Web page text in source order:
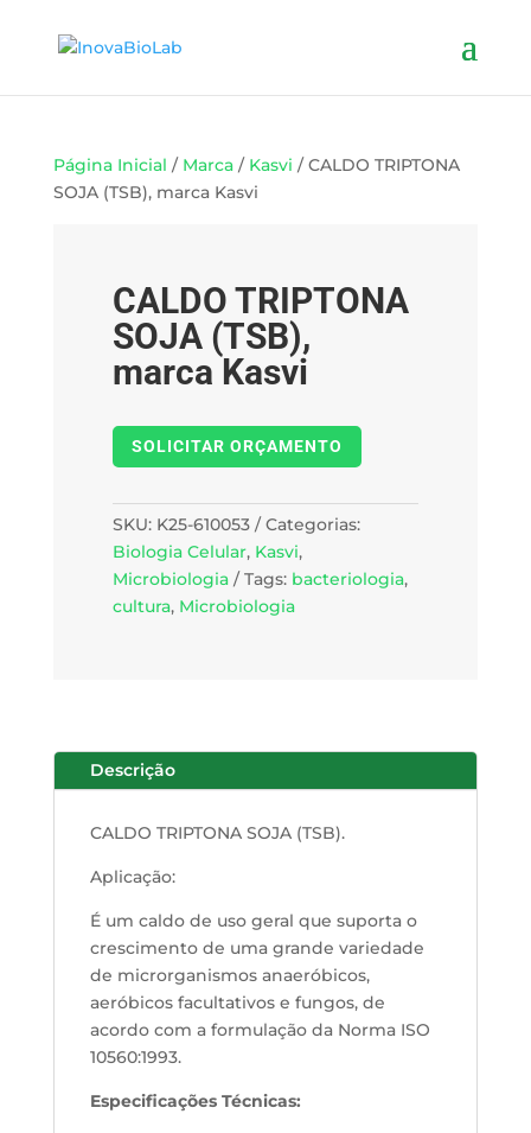
Página Inicial / Marca/ Kasvi / CALDO TRIPTONA
SOJA (TSB), marca Kasvi
CALDO TRIPTONA
SOJA (TSB),
marca Kasvi
SOLICITAR ORÇAMENTO
SKU: K25-610053
Categorias:
Biologia Celular, Kasvi,
Microbiologia
Tags: bacteriologia,
cultura, Microbiologia
Descrição
CALDO TRIPTONA SOJA (TSB).
Aplicação:
É um caldo de uso geral que suporta o
crescimento de uma grande variedade
de microrganismos anaeróbicos,
aeróbicos facultativos e fungos, de
acordo com a formulação da Norma ISO
10560:1993.
Especificações Técnicas: